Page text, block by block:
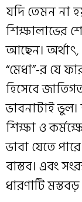
যদি তেমন না
শিক্ষালাভের
আছেন। অর্থাৎ,
“মেধা”-র যে
হিসেবে
ভাবনাটাই ভুল।
শিক্ষা ও
ভাবা যেতে
বাস্তব। এবং
ধারণাটি মস্তবড়